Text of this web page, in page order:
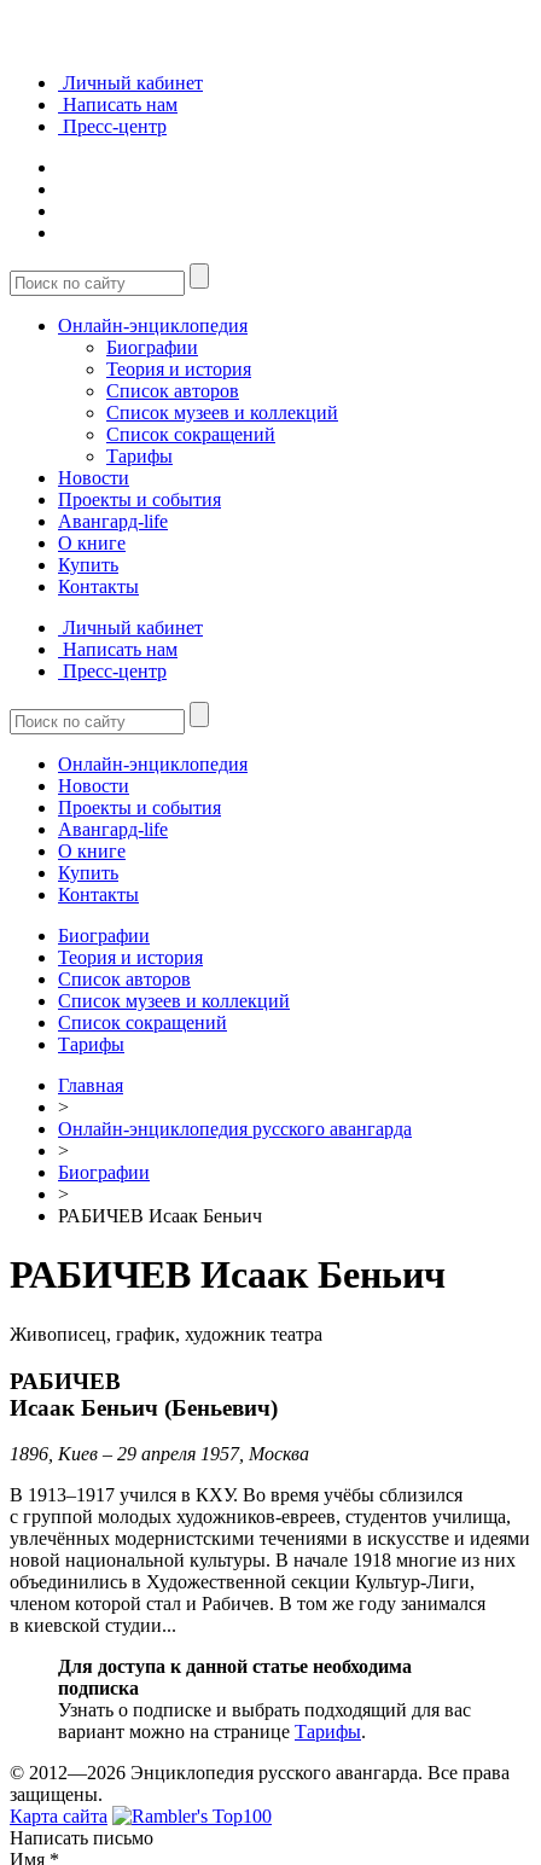
Личный кабинет
Написать нам
Пресс-центр
Онлайн-энциклопедия
Биографии
Теория и история
Список авторов
Список музеев и коллекций
Список сокращений
Тарифы
Новости
Проекты и события
Авангард-life
О книге
Купить
Контакты
Личный кабинет
Написать нам
Пресс-центр
Онлайн-энциклопедия
Новости
Проекты и события
Авангард-life
О книге
Купить
Контакты
Биографии
Теория и история
Список авторов
Список музеев и коллекций
Список сокращений
Тарифы
Главная
>
Онлайн-энциклопедия русского авангарда
>
Биографии
>
РАБИЧЕВ Исаак Беньич
РАБИЧЕВ Исаак Беньич
Живописец, график, художник театра
РАБИЧЕВ
Исаак Беньич (Беньевич)
1896, Киев – 29 апреля 1957, Москва
В 1913–1917 учился в КХУ. Во время учёбы сблизился
с группой молодых художников-евреев, студентов училища,
увлечённых модернистскими течениями в искусстве и идеями
новой национальной культуры. В начале 1918 многие из них
объединились в Художественной секции Культур-Лиги,
членом которой стал и Рабичев. В том же году занимался
в киевской студии...
Для доступа к данной статье необходима
подписка
Узнать о подписке и выбрать подходящий для вас
вариант можно на странице Тарифы.
© 2012—2026 Энциклопедия русского авангарда. Все права
защищены.
Карта сайта
Написать письмо
Имя *